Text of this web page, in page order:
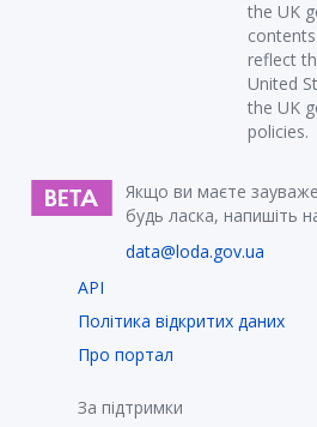
the UK
reflect
United
the UK
policies.
Якщо ви маєте
будь ласка, напишіть
data@loda.gov.ua
API
Політика відкритих даних
Про портал
За підтримки